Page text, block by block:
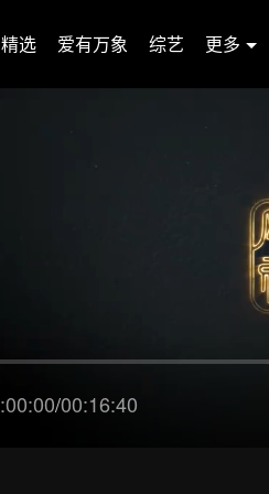
精选 爱有万象 综艺 更多